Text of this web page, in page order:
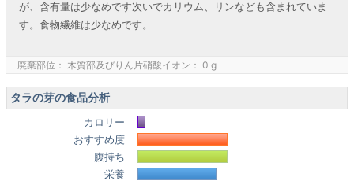
が、含有量は少なめです次いでカリウム、リンなども含まれていま
す。食物繊維は少なめです。
廃棄部位： 木質部及びりん片硝酸イオン： 0 g
タラの芽の食品分析
カロリー
おすすめ度
腹持ち
栄養